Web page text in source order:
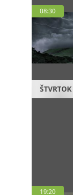
08:30
ŠTVRTOK
19:20